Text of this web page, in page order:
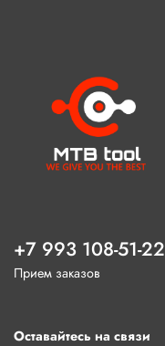
+7 993 108-51-22
Прием заказов
Оставайтесь на связи